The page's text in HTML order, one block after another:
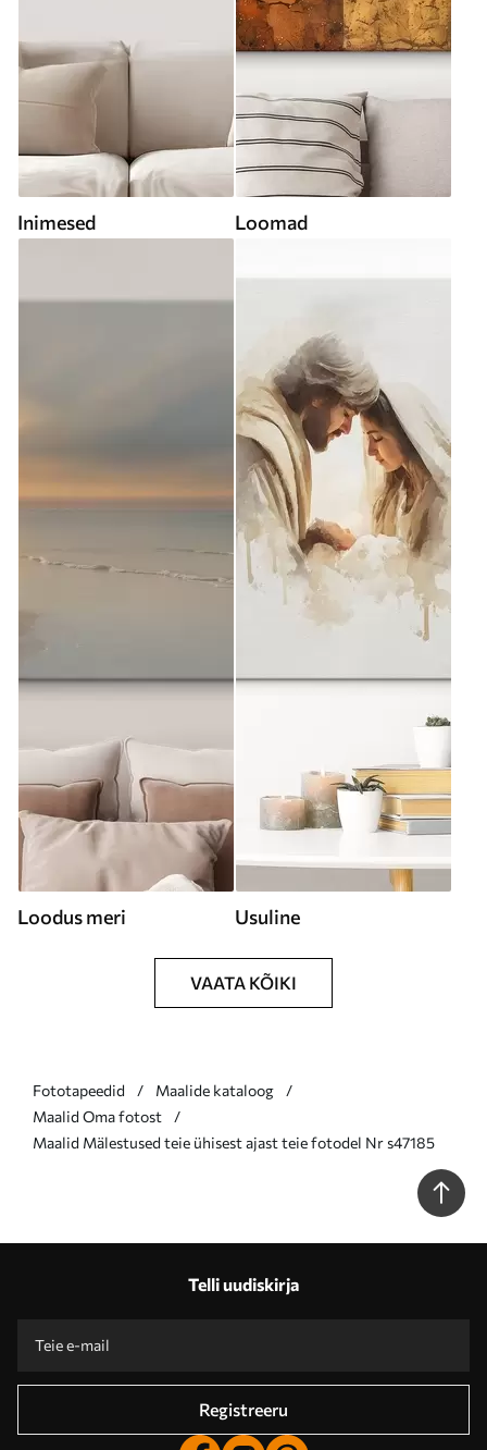
Inimesed Loomad
Loodus meri Usuline
VAATA KÕIKI
Fototapeedid
Maalide kataloog
Maalid Oma fotost
Maalid Mälestused teie ühisest ajast teie fotodel Nr s47185
Telli uudiskirja
Registreeru